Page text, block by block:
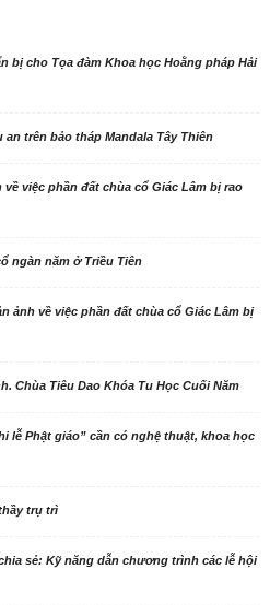
bị cho Tọa đàm Khoa học Hoằng pháp Hải
an trên bảo tháp Mandala Tây Thiên
việc phần đất chùa cổ Giác Lâm bị rao
ngàn năm ở Triều Tiên
ảnh về việc phần đất chùa cổ Giác Lâm bị
Chùa Tiêu Dao Khóa Tu Học Cuối Năm
lễ Phật giáo” cần có nghệ thuật, khoa học
trụ trì
sẻ: Kỹ năng dẫn chương trình các lễ hội